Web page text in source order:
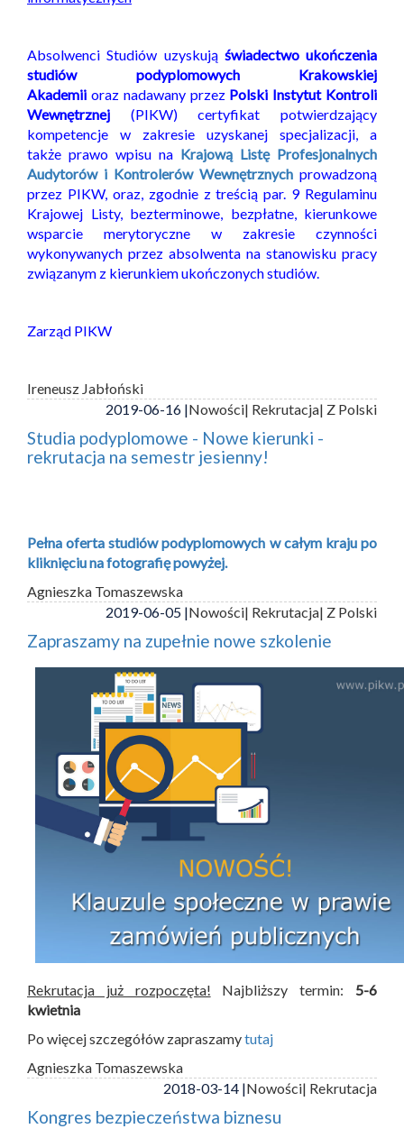
Absolwenci Studiów uzyskują świadectwo ukończenia
studiów podyplomowych Krakowskiej
Akademii oraz nadawany przez Polski Instytut Kontroli
Wewnętrznej (PIKW) certyfikat potwierdzający
kompetencje w zakresie uzyskanej specjalizacji, a
także prawo wpisu na Krajową Listę Profesjonalnych
Audytorów i Kontrolerów Wewnętrznych prowadzoną
przez PIKW, oraz, zgodnie z treścią par. 9 Regulaminu
Krajowej Listy, bezterminowe, bezpłatne, kierunkowe
wsparcie merytoryczne w zakresie czynności
wykonywanych przez absolwenta na stanowisku pracy
związanym z kierunkiem ukończonych studiów.
Zarząd PIKW
Ireneusz Jabłoński
2019-06-16 |Nowości| Rekrutacja| Z Polski
Studia podyplomowe - Nowe kierunki -
rekrutacja na semestr jesienny!
Pełna oferta studiów podyplomowych w całym kraju po
kliknięciu na fotografię powyżej.
Agnieszka Tomaszewska
2019-06-05 |Nowości| Rekrutacja| Z Polski
Zapraszamy na zupełnie nowe szkolenie
Rekrutacja już rozpoczęta! Najbliższy termin: 5-6
kwietnia
Po więcej szczegółów zapraszamytutaj
Agnieszka Tomaszewska
2018-03-14 |Nowości| Rekrutacja
Kongres bezpieczeństwa biznesu